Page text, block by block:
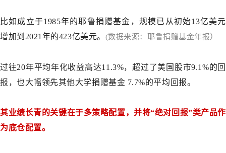
比如成立于1985年的耶鲁捐赠基金，规模已从初始13亿美元
增加到2021年的423亿美元。 (数据来源：耶鲁捐赠基金年报）
过往20年平均年化收益高达11.3%，超过了美国股市9.1%的回
报，也大幅领先其他大学捐赠基金 7.7%的平均回报。
其业绩长青的关键在于多策略配置，并将“绝对回报”类产品作
为底仓配置。